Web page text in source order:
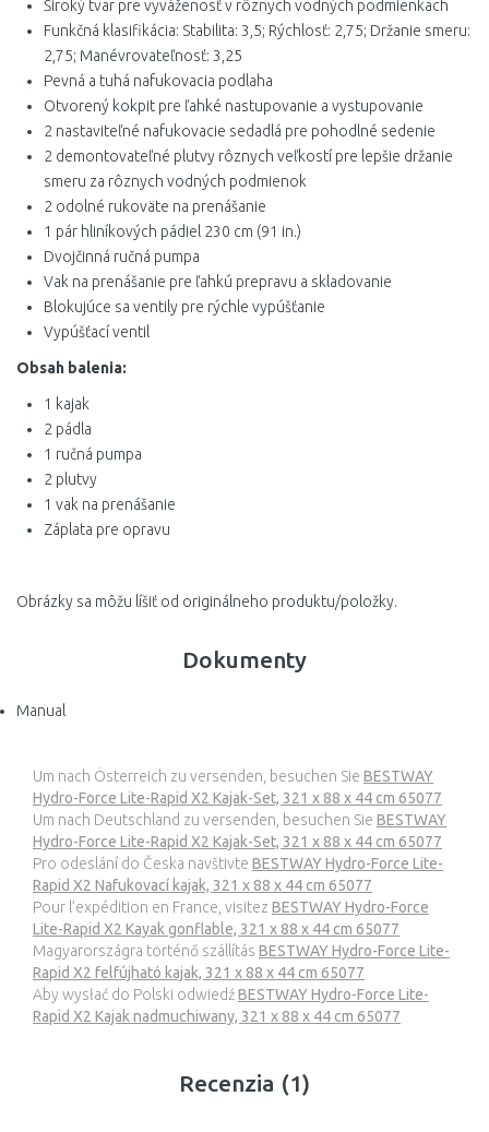
Široký tvar pre vyváženosť v rôznych vodných podmienkach
Funkčná klasifikácia: Stabilita: 3,5; Rýchlosť: 2,75; Držanie smeru:
2,75; Manévrovateľnosť: 3,25
Pevná a tuhá nafukovacia podlaha
Otvorený kokpit pre ľahké nastupovanie a vystupovanie
2 nastaviteľné nafukovacie sedadlá pre pohodlné sedenie
2 demontovateľné plutvy rôznych veľkostí pre lepšie držanie
smeru za rôznych vodných podmienok
2 odolné rukoväte na prenášanie
1 pár hliníkových pádiel 230 cm (91 in.)
Dvojčinná ručná pumpa
Vak na prenášanie pre ľahkú prepravu a skladovanie
Blokujúce sa ventily pre rýchle vypúšťanie
Vypúšťací ventil
Obsah balenia:
1 kajak
2 pádla
1 ručná pumpa
2 plutvy
1 vak na prenášanie
Záplata pre opravu
Obrázky sa môžu líšiť od originálneho produktu/položky.
Dokumenty
Manual
Um nach Österreich zu versenden, besuchen Sie BESTWAY
Hydro-Force Lite-Rapid X2 Kajak-Set, 321 x 88 x 44 cm 65077
Um nach Deutschland zu versenden, besuchen Sie BESTWAY
Hydro-Force Lite-Rapid X2 Kajak-Set, 321 x 88 x 44 cm 65077
Pro odeslání do Česka navštivte BESTWAY Hydro-Force Lite-
Rapid X2 Nafukovací kajak, 321 x 88 x 44 cm 65077
Pour l’expédition en France, visitez BESTWAY Hydro-Force
Lite-Rapid X2 Kayak gonflable, 321 x 88 x 44 cm 65077
Magyarországra történő szállítás BESTWAY Hydro-Force Lite-
Rapid X2 felfújható kajak, 321 x 88 x 44 cm 65077
Aby wysłać do Polski odwiedźBESTWAY Hydro-Force Lite-
Rapid X2 Kajak nadmuchiwany, 321 x 88 x 44 cm 65077
Recenzia (1)